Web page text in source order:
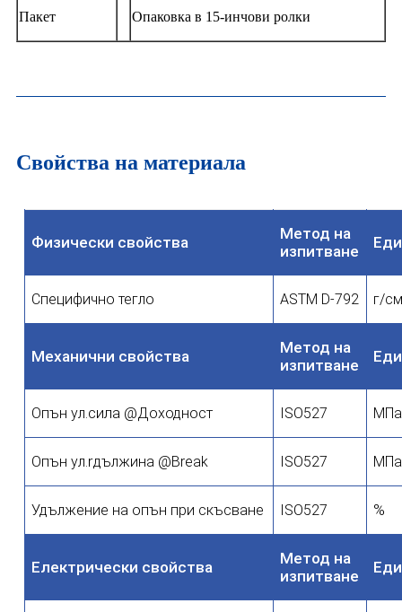
Пакет Опаковка в 15-инчови ролки
Свойства на материала
Физически свойства
Метод на
изпитване
Специфично тегло ASTM D-792 г/
Механични свойства
Метод на
изпитване
Опън ул.сила @Доходност ISO527 МПа
Опън ул.rдължина @Break ISO527 МПа
Удължение на опън при скъсване ISO527 %
Електрически свойства
Метод на
изпитване